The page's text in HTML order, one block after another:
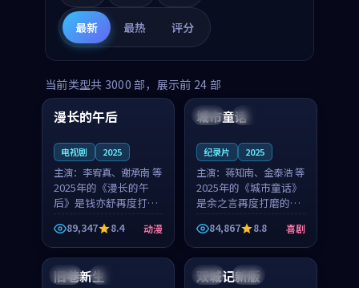
最新 最热 评分
当前类型共 3000 部，展示前 24 部
中国 高分
99:16
漫长的午后
电视剧 2025
主演： 李宥真、谢承南 等
2025年的《漫长的午
后》是钱亦舒再度打磨
的动漫佳作。中国大陆
的取景与海岛日常的氛
围相互成就，李宥真与
谢承南的对手戏自然克
制，让整部影片在悬念
89,347 8.4 动漫
美国 院线
城市童话
纪录片 2025
主演： 蒋知南、金泰浩 等
2025年的《城市童话》
是余之言再度打磨的喜
剧佳作。美国的取景与
历史战争的氛围相互成
就，蒋知南与金泰浩的
对手戏自然克制，让整
部影片在悬念与温度
84,867 8.8 喜剧
英国 完结
旧巷新生 中国 独播
双城记新版